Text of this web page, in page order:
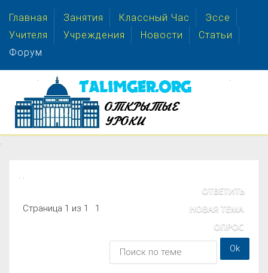
Главная Занятия Классный Час
Эссе
Учителя
Учреждения Новости
Статьи
Форум
.
. .
Страница 1 из 1 1
. .